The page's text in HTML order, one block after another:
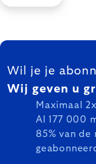
FOOTER
Wil je je
Wij geven u
Maximaal
Al 177 000
85% van de